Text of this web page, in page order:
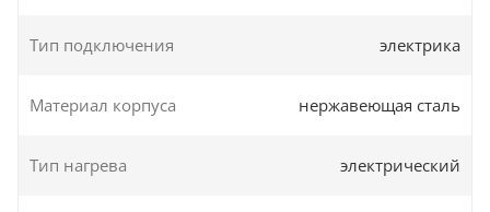
Тип подключения электрика
Материал корпуса нержавеющая сталь
Тип нагрева электрический